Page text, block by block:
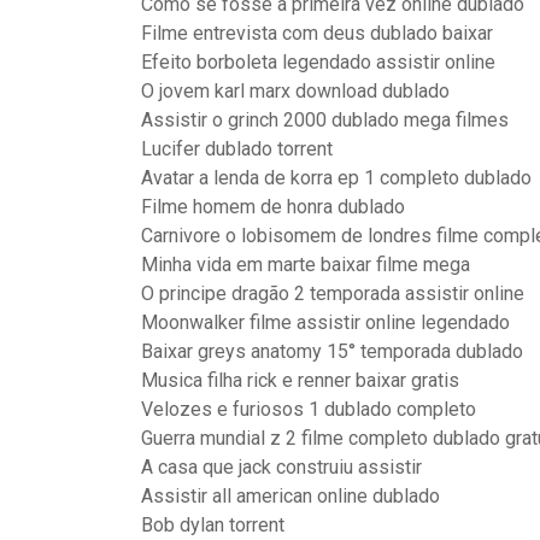
Filme entrevista com deus dublado baixar
Efeito borboleta legendado assistir online
O jovem karl marx download dublado
Assistir o grinch 2000 dublado mega filmes
Lucifer dublado torrent
Avatar a lenda de korra ep 1 completo dublado
Filme homem de honra dublado
Carnivore o lobisomem de londres filme
Minha vida em marte baixar filme mega
O principe dragão 2 temporada assistir online
Moonwalker filme assistir online legendado
Baixar greys anatomy 15° temporada dublado
Musica filha rick e renner baixar gratis
Velozes e furiosos 1 dublado completo
Guerra mundial z 2 filme completo dublado
A casa que jack construiu assistir
Assistir all american online dublado
Bob dylan torrent